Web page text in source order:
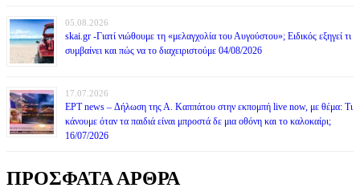
05.08.2026
skai.gr -Γιατί νιώθουμε τη «μελαγχολία του Αυγούστου»; Ειδικός εξηγεί τι
συμβαίνει και πώς να το διαχειριστούμε 04/08/2026
17.07.2026
ΕΡΤ news – Δήλωση της Α. Καππάτου στην εκπομπή live now, με θέμα: Τι
κάνουμε όταν τα παιδιά είναι μπροστά δε μια οθόνη και το καλοκαίρι;
16/07/2026
ΠΡΟΣΦΑΤΑ ΑΡΘΡΑ